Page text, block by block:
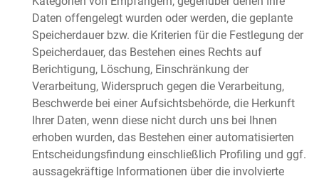
Daten offengelegt wurden oder werden, die geplante
Speicherdauer bzw. die Kriterien für die Festlegung der
Speicherdauer, das Bestehen eines Rechts auf
Berichtigung, Löschung, Einschränkung der
Verarbeitung, Widerspruch gegen die Verarbeitung,
Beschwerde bei einer Aufsichtsbehörde, die Herkunft
Ihrer Daten, wenn diese nicht durch uns bei Ihnen
erhoben wurden, das Bestehen einer automatisierten
Entscheidungsfindung einschließlich Profiling und ggf.
aussagekräftige Informationen über die involvierte